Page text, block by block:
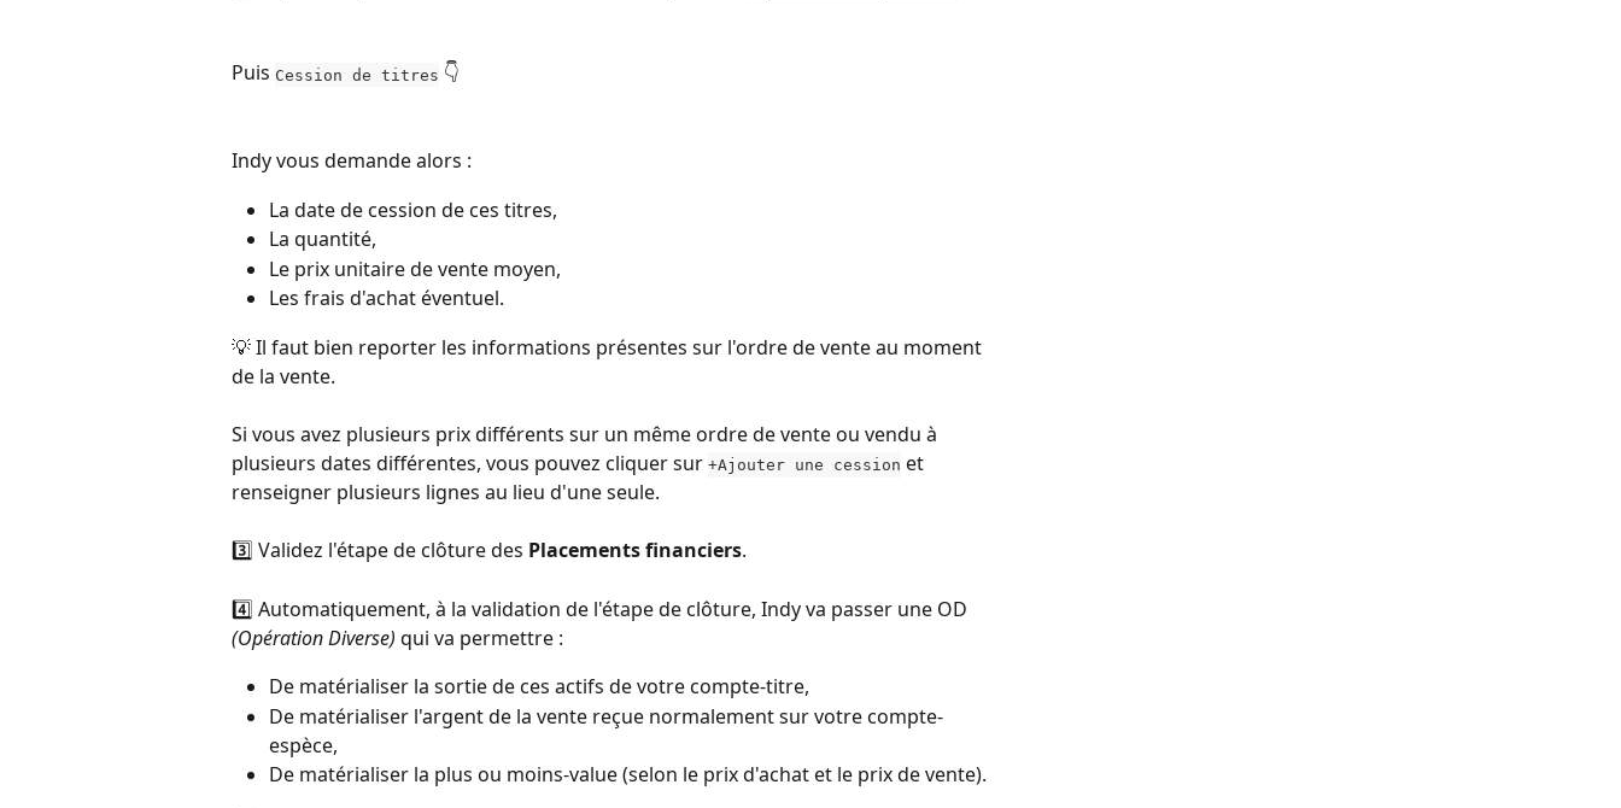
Puis Cession de titres 👇
Indy vous demande alors :
La date de cession de ces titres,
La quantité,
Le prix unitaire de vente moyen,
Les frais d'achat éventuel.
💡 Il faut bien reporter les informations présentes sur l'ordre de vente au moment
de la vente.
Si vous avez plusieurs prix différents sur un même ordre de vente ou vendu à
plusieurs dates différentes, vous pouvez cliquer sur +Ajouter une cession et
renseigner plusieurs lignes au lieu d'une seule.
3️⃣ Validez l'étape de clôture des Placements financiers.
4️⃣ Automatiquement, à la validation de l'étape de clôture, Indy va passer une OD
(Opération Diverse) qui va permettre :
De matérialiser la sortie de ces actifs de votre compte-titre,
De matérialiser l'argent de la vente reçue normalement sur votre compte-
espèce,
De matérialiser la plus ou moins-value (selon le prix d'achat et le prix de vente).